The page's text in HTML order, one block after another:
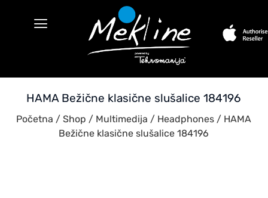
HAMA Bežične klasične slušalice 184196
Početna / Shop / Multimedija / Headphones/ HAMA
Bežične klasične slušalice 184196